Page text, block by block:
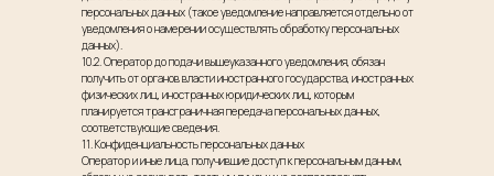
персональных данных (такое уведомление направляется отдельно от
уведомления о намерении осуществлять обработку персональных
данных).
10.2. Оператор до подачи вышеуказанного уведомления, обязан
получить от органов власти иностранного государства, иностранных
физических лиц, иностранных юридических лиц, которым
планируется трансграничная передача персональных данных,
соответствующие сведения.
11. Конфиденциальность персональных данных
Оператор и иные лица, получившие доступ к персональным данным,